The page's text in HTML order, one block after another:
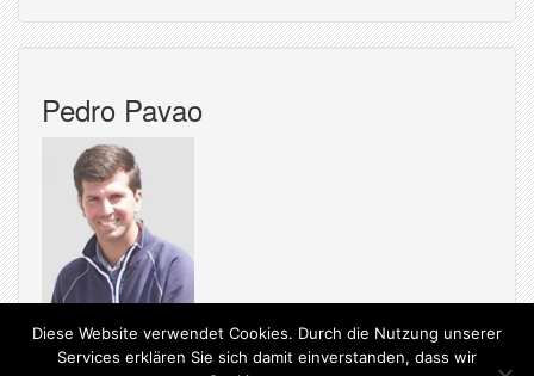
Pedro Pavao
Diese Website verwendet Cookies. Durch die Nutzung unserer
Services erklären Sie sich damit einverstanden, dass wir